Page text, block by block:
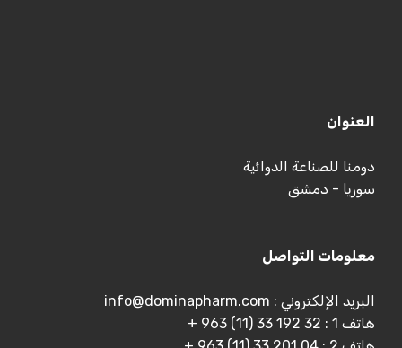
العنوان
دومنا للصناعة الدوائية
سوريا - دمشق
معلومات التواصل
البريد الإلكتروني : info@dominapharm.com
هاتف 1 : 32 192 33 (11) 963 +